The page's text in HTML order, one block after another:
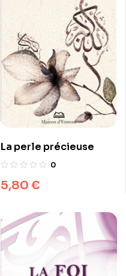
La perle précieuse
0
5,80 €